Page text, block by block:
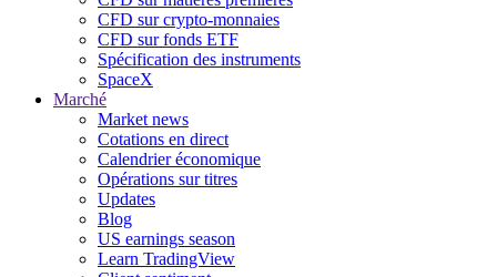
CFD sur crypto-monnaies
CFD sur fonds ETF
Spécification des instruments
SpaceX
Marché
Market news
Cotations en direct
Calendrier économique
Opérations sur titres
Updates
Blog
US earnings season
Learn TradingView